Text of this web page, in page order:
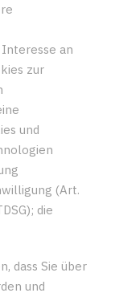
an
zur
und
(Art.
die
dass Sie über
und